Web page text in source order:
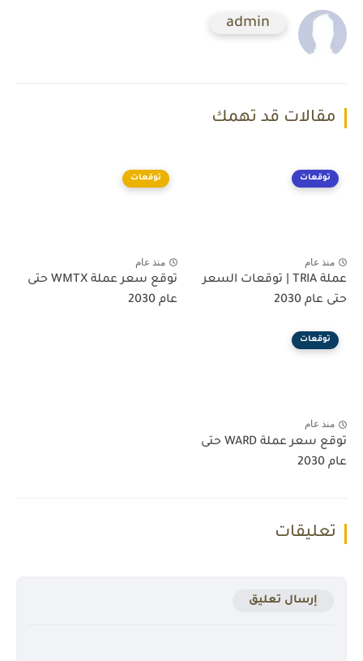
admin
مقالات قد تهمك
توقعات
منذ عام
عملة TRIA | توقعات السعر
حتى عام 2030
توقعات
منذ عام
توقع سعر عملة WMTX حتى
عام 2030
توقعات
منذ عام
توقع سعر عملة WARD حتى
عام 2030
تعليقات
إرسال تعليق